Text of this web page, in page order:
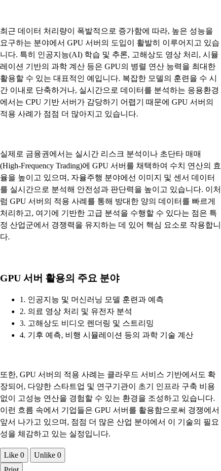
최근 데이터 처리량이 폭발적으로 증가함에 따라, 높은 성능을
요구하는 분야에서 GPU 서버의 도입이 활발히 이루어지고 있습
니다. 특히 인공지능(AI) 학습 및 추론, 고해상도 영상 처리, 시뮬
레이션 기반의 과학 계산 등은 GPU의 병렬 연산 능력을 최대한
활용할 수 있는 대표적인 예입니다. 복잡한 모델의 훈련을 수 시
간 이내로 단축하거나, 실시간으로 데이터를 분석하는 응용환경
에서는 CPU 기반 서버가 감당하기 어렵기 때문에 GPU 서버의
적용 사례가 점점 더 많아지고 있습니다.
실제로 금융권에서는 실시간 리스크 분석이나 초단타 매매
(High-Frequency Trading)에 GPU 서버를 채택하여 수치 연산의 효
율을 높이고 있으며, 자율주행 분야에선 이미지 및 센서 데이터
를 실시간으로 분석해 안전성과 판단력을 높이고 있습니다. 이처
럼 GPU 서버의 적용 사례를 통해 방대한 양의 데이터를 빠르게
처리하고, 여기에 기반한 고급 분석을 수행할 수 있다는 점은 특
정 산업군에서 경쟁력을 유지하는 데 있어 핵심 요소로 작용합니
다.
GPU 서버 활용의 주요 분야
1. 인공지능 및 머신러닝 모델 훈련과 예측
2. 의료 영상 처리 및 유전자 분석
3. 고해상도 비디오 렌더링 및 스트리밍
4. 기후 예측, 비행 시뮬레이션 등의 과학 기술 계산
또한, GPU 서버의 적용 사례는 클라우드 서비스 기반에서도 확
장되어, 다양한 스타트업 및 연구기관이 초기 인프라 구축 비용
없이 고성능 연산을 경험할 수 있는 환경을 조성하고 있습니다.
이런 흐름 속에서 기업들은 GPU 서버를 활용함으로써 경쟁에서
앞서 나가고 있으며, 점점 더 많은 산업 분야에서 이 기술의 필요
성을 체감하고 있는 실정입니다.
Like 0 Unlike 0